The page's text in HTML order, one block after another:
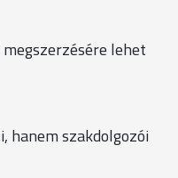
lehet
hanem szakdolgozói